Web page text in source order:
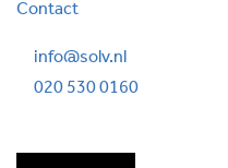
Contact
info@solv.nl
020 530 0160